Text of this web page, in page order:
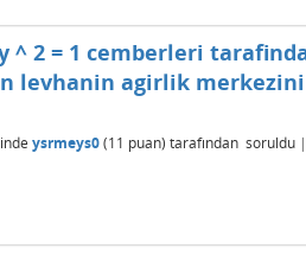
y ^ 2 = 1 cemberleri
levhanin agirlik
ysrmeys0(11 puan) tarafından soruldu |